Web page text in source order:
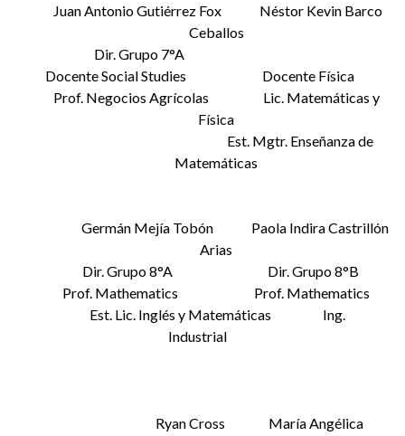
Juan Antonio Gutiérrez Fox Néstor Kevin Barco
Ceballos
Dir. Grupo 7°A
Docente Social Studies Docente Física
Prof. Negocios Agrícolas Lic. Matemáticas y
Física
Est. Mgtr. Enseñanza de
Matemáticas
Germán Mejía Tobón Paola Indira Castrillón
Arias
Dir. Grupo 8°A Dir. Grupo 8°B
Prof. Mathematics Prof. Mathematics
Est. Lic. Inglés y Matemáticas Ing.
Industrial
Ryan Cross María Angélica